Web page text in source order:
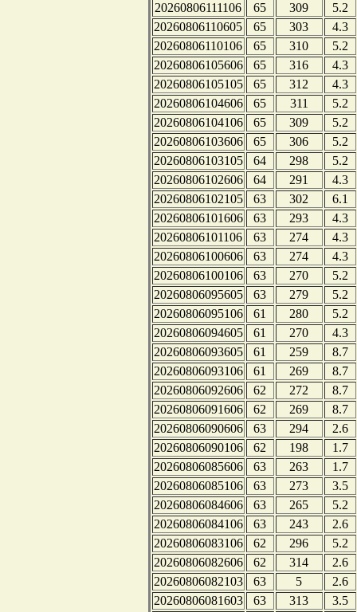
20260806111106
65 309
5.2
20260806110605
65 303
4.3
20260806110106
65 310
5.2
20260806105606
65 316
4.3
20260806105105
65 312
4.3
20260806104606
65 311
5.2
20260806104106
65 309
5.2
20260806103606
65 306
5.2
20260806103105
64 298
5.2
20260806102606
64 291
4.3
20260806102105
63 302
6.1
20260806101606
63 293
4.3
20260806101106
63 274
4.3
20260806100606
63 274
4.3
20260806100106
63 270
5.2
20260806095605
63 279
5.2
20260806095106
61 280
5.2
20260806094605
61 270
4.3
20260806093605
61 259
8.7
20260806093106
61 269
8.7
20260806092606
62 272
8.7
20260806091606
62 269
8.7
20260806090606
63 294
2.6
20260806090106
62 198
1.7
20260806085606
63 263
1.7
20260806085106
63 273
3.5
20260806084606
63 265
5.2
20260806084106
63 243
2.6
20260806083106
62 296
5.2
20260806082606
62 314
2.6
20260806082103
63 5
2.6
20260806081603
63 313
3.5